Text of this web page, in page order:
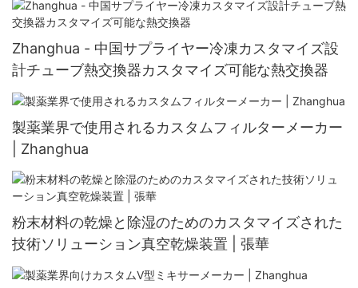
Zhanghua - 中国サプライヤー冷凍カスタマイズ設
計チューブ熱交換器カスタマイズ可能な熱交換器
製薬業界で使用されるカスタムフィルターメーカー
| Zhanghua
粉末材料の乾燥と除湿のためのカスタマイズされた
技術ソリューション真空乾燥装置 | 張華